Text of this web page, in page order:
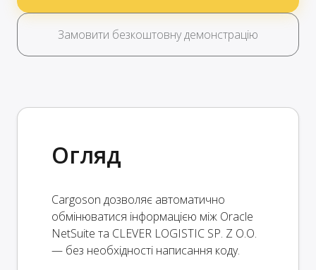
Замовити безкоштовну демонстрацію
Огляд
Cargoson дозволяє автоматично
обмінюватися інформацією між Oracle
NetSuite та CLEVER LOGISTIC SP. Z O.O.
— без необхідності написання коду.